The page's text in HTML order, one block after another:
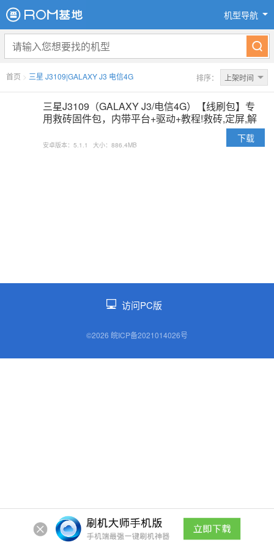
机型导航
首页 > 三星 J3109|GALAXY J3 电信4G 排序： 上架时间
三星J3109（GALAXY J3/电信4G）【线刷包】专
用救砖固件包，内带平台+驱动+教程!救砖,定屏,解
安卓版本：5.1.1 大小：886.4MB
下载
访问PC版
©2026 皖ICP备2021014026号